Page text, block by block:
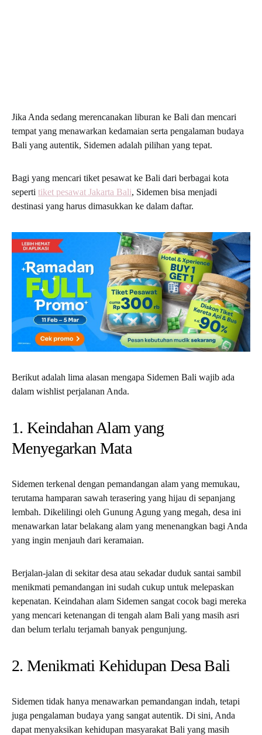
Jika Anda sedang merencanakan liburan ke Bali dan mencari
tempat yang menawarkan kedamaian serta pengalaman budaya
Bali yang autentik, Sidemen adalah pilihan yang tepat.
Bagi yang mencari tiket pesawat ke Bali dari berbagai kota
seperti tiket pesawat Jakarta Bali, Sidemen bisa menjadi
destinasi yang harus dimasukkan ke dalam daftar.
Berikut adalah lima alasan mengapa Sidemen Bali wajib ada
dalam wishlist perjalanan Anda.
1. Keindahan Alam yang
Menyegarkan Mata
Sidemen terkenal dengan pemandangan alam yang memukau,
terutama hamparan sawah terasering yang hijau di sepanjang
lembah. Dikelilingi oleh Gunung Agung yang megah, desa ini
menawarkan latar belakang alam yang menenangkan bagi Anda
yang ingin menjauh dari keramaian.
Berjalan-jalan di sekitar desa atau sekadar duduk santai sambil
menikmati pemandangan ini sudah cukup untuk melepaskan
kepenatan. Keindahan alam Sidemen sangat cocok bagi mereka
yang mencari ketenangan di tengah alam Bali yang masih asri
dan belum terlalu terjamah banyak pengunjung.
2. Menikmati Kehidupan Desa Bali
Sidemen tidak hanya menawarkan pemandangan indah, tetapi
juga pengalaman budaya yang sangat autentik. Di sini, Anda
dapat menyaksikan kehidupan masyarakat Bali yang masih